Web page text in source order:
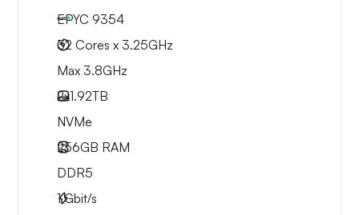
EPYC 9354
32 Cores x 3.25GHz
Max 3.8GHz
2x1.92TB
NVMe
256GB RAM
DDR5
1Gbit/s